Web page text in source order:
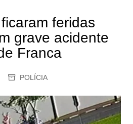
feridas
grave acidente
Franca
POLÍCIA